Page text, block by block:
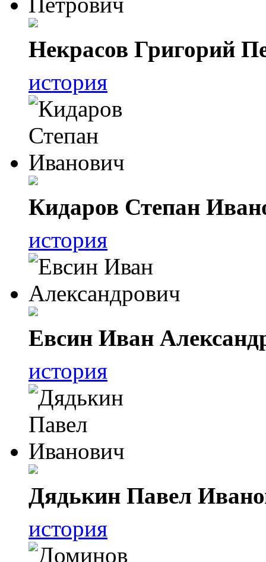
Некрасов Григорий
история
Кидаров Степан
история
Евсин Иван
история
Дядькин Павел
история